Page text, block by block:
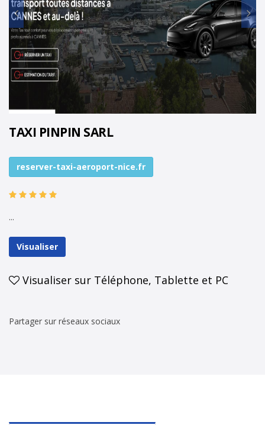
Prec
TAXI PINPIN SARL
reserver-taxi-aeroport-nice.fr
...
Visualiser
Visualiser sur Téléphone, Tablette et PC
Partager sur réseaux sociaux